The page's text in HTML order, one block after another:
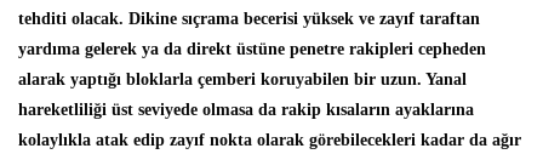
tehditi olacak. Dikine sıçrama becerisi yüksek ve zayıf taraftan
yardıma gelerek ya da direkt üstüne penetre rakipleri cepheden
alarak yaptığı bloklarla çemberi koruyabilen bir uzun. Yanal
hareketliliği üst seviyede olmasa da rakip kısaların ayaklarına
kolaylıkla atak edip zayıf nokta olarak görebilecekleri kadar da ağır